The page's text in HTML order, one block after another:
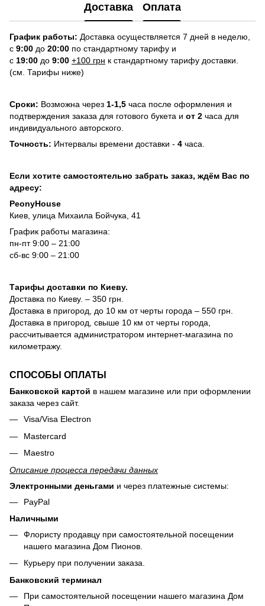
Доставка Оплата
График работы: Доставка осуществляется 7 дней в неделю,
с 9:00 до 20:00 по стандартному тарифу и
с 19:00 до 9:00 +100 грн к стандартному тарифу доставки.
(см. Тарифы ниже)
Сроки: Возможна через 1-1,5 часа после оформления и
подтверждения заказа для готового букета и от 2 часа для
индивидуального авторского.
Точность: Интервалы времени доставки - 4 часа.
Если хотите самостоятельно забрать заказ, ждём Вас по
адресу:
PeonyHouse
Киев, улица Михаила Бойчука, 41
График работы магазина:
пн-пт 9:00 – 21:00
сб-вс 9:00 – 21:00
Тарифы доставки по Киеву.
Доставка по Киеву. – 350 грн.
Доставка в пригород, до 10 км от черты города – 550 грн.
Доставка в пригород, свыше 10 км от черты города,
рассчитывается администратором интернет-магазина по
километражу.
СПОСОБЫ ОПЛАТЫ
Банковской картой в нашем магазине или при оформлении
заказа через сайт.
Visa/Visa Electron
Mastercard
Maestro
Описание процесса передачи данных
Электронными деньгами и через платежные системы:
PayPal
Наличными
Флористу продавцу при самостоятельной посещении
нашего магазина Дом Пионов.
Курьеру при получении заказа.
Банковский терминал
При самостоятельной посещении нашего магазина Дом